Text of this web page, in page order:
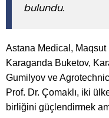
bulundu.
Astana Medical,
Karaganda Buketov,
Gumilyov ve
Prof. Dr. Çomaklı, iki
birliğini güçlendirmek